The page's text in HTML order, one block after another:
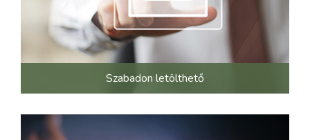
Szabadon letölthető